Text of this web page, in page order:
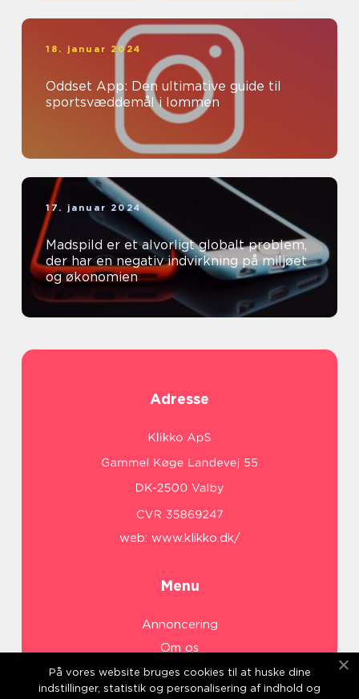
18. januar 2024
Oddset App: Den ultimative guide til
sportsvæddemål i lommen
17. januar 2024
Madspild er et alvorligt globalt problem,
der har en negativ indvirkning på miljøet
og økonomien
Adresse
web: www.klikko.dk/
Menu
Annoncering
Om os
Cookies
Kontakt os
På vores website bruges cookies til at huske dine
indstillinger, statistik og personalisering af indhold og